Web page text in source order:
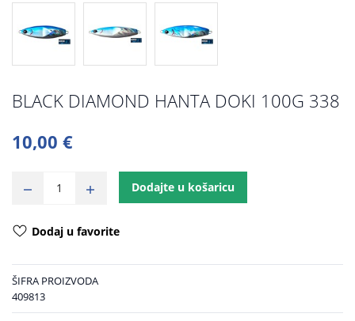
BLACK DIAMOND HANTA DOKI 100G 338
10,00 €
Dodajte u košaricu
Dodaj u favorite
ŠIFRA PROIZVODA
409813